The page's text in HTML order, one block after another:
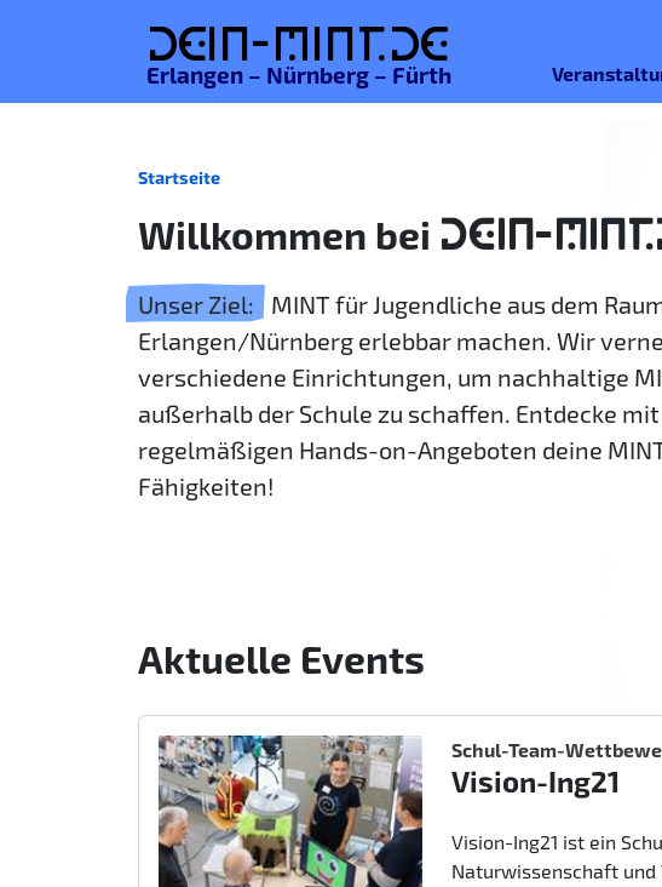
Dein-MINT.de
Erlangen – Nürnberg – Fürth
Startseite
Willkommen bei DEIN-
Unser Ziel:
MINT für Jugendliche aus dem
Erlangen/Nürnberg erlebbar machen. Wir
verschiedene Einrichtungen, um nachhaltige
außerhalb der Schule zu schaffen. Entdecke
regelmäßigen Hands-on-Angeboten deine
Fähigkeiten!
Aktuelle Events
Schul-Team-
Vision-Ing21
Vision-Ing21 ist ein
Naturwissenschaft